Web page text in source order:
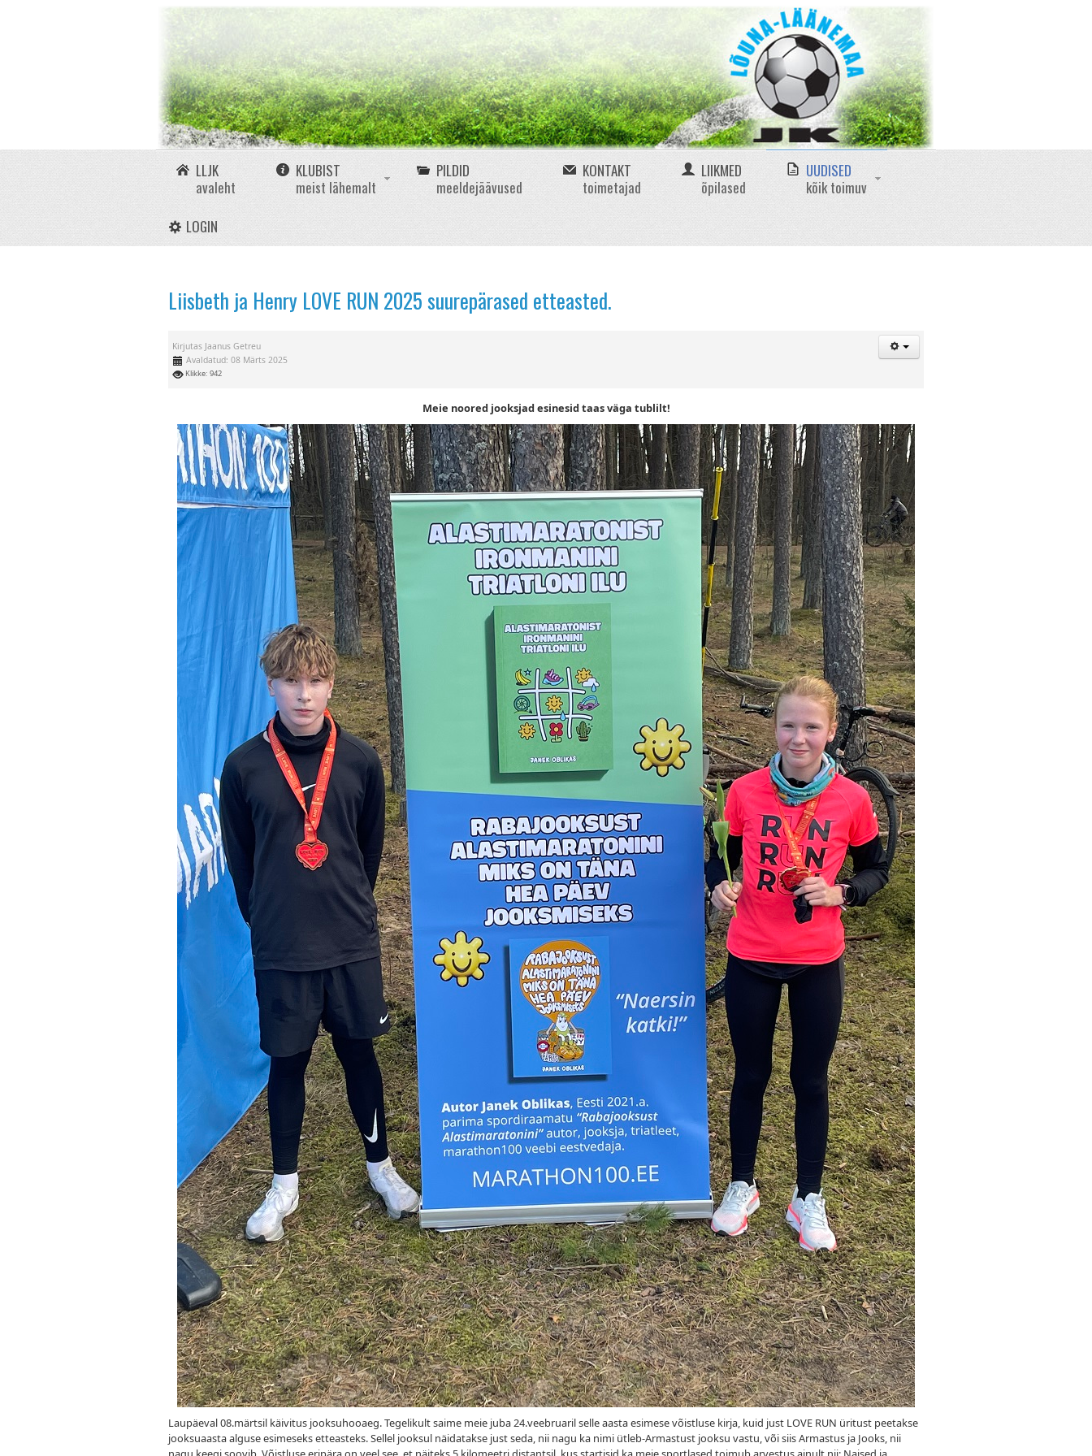
LLJK
avaleht
KLUBIST
meist lähemalt
PILDID
meeldejäävused
KONTAKT
toimetajad
LIIKMED
õpilased
UUDISED
kõik toimuv
LOGIN
Liisbeth ja Henry LOVE RUN 2025 suurepärased etteasted.
Kirjutas Jaanus Getreu
Avaldatud: 08 Märts 2025
Klikke: 942
Meie noored jooksjad esinesid taas väga tublilt!
Laupäeval 08.märtsil käivitus jooksuhooaeg. Tegelikult saime meie juba 24.veebruaril selle aasta esimese võistluse kirja, kuid just LOVE RUN üritust peetakse
jooksuaasta alguse esimeseks etteasteks. Sellel jooksul näidatakse just seda, nii nagu ka nimi ütleb-Armastust jooksu vastu, või siis Armastus ja Jooks, nii